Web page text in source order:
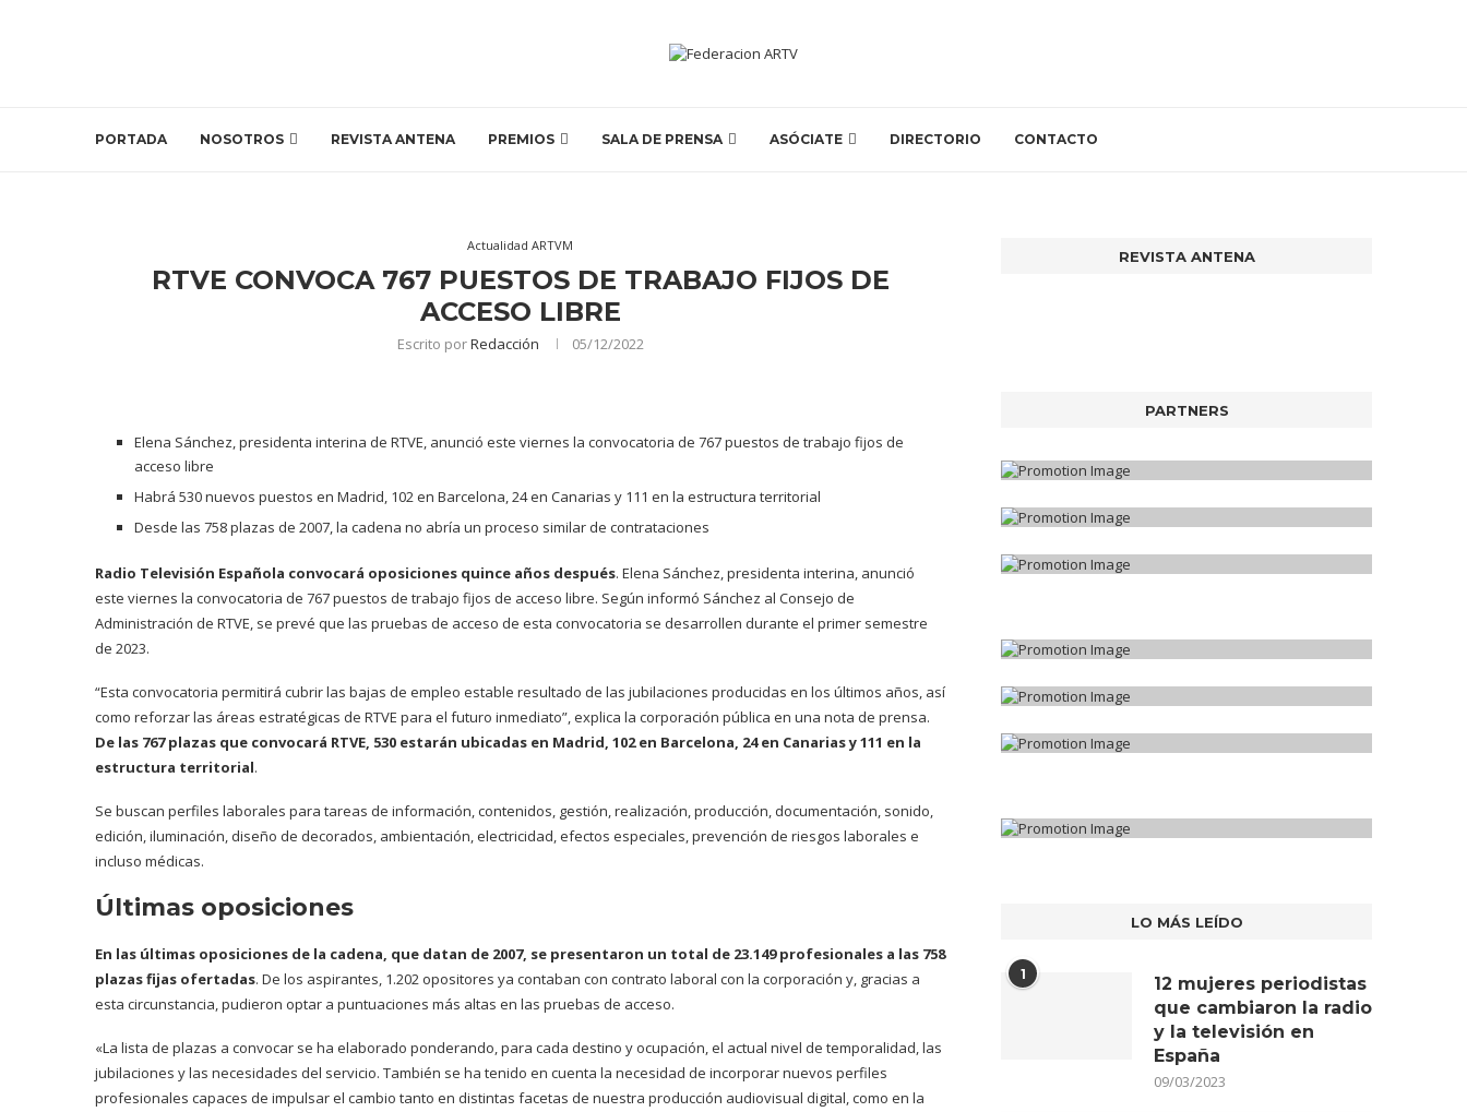
PORTADA NOSOTROS REVISTA ANTENA PREMIOS SALA DE PRENSA ASÓCIATE DIRECTORIO CONTACTO
Actualidad ARTVM
RTVE CONVOCA 767 PUESTOS DE TRABAJO FIJOS DE
ACCESO LIBRE
Escrito porRedacción 05/12/2022
Elena Sánchez, presidenta interina de RTVE, anunció este viernes la convocatoria de 767 puestos de trabajo fijos de
acceso libre
Habrá 530 nuevos puestos en Madrid, 102 en Barcelona, 24 en Canarias y 111 en la estructura territorial
Desde las 758 plazas de 2007, la cadena no abría un proceso similar de contrataciones
Radio Televisión Española convocará oposiciones quince años después. Elena Sánchez, presidenta interina, anunció
este viernes la convocatoria de 767 puestos de trabajo fijos de acceso libre. Según informó Sánchez al Consejo de
Administración de RTVE, se prevé que las pruebas de acceso de esta convocatoria se desarrollen durante el primer semestre
de 2023.
“Esta convocatoria permitirá cubrir las bajas de empleo estable resultado de las jubilaciones producidas en los últimos años, así
como reforzar las áreas estratégicas de RTVE para el futuro inmediato”, explica la corporación pública en una nota de prensa.
De las 767 plazas que convocará RTVE, 530 estarán ubicadas en Madrid, 102 en Barcelona, 24 en Canarias y 111 en la
estructura territorial.
Se buscan perfiles laborales para tareas de información, contenidos, gestión, realización, producción, documentación, sonido,
edición, iluminación, diseño de decorados, ambientación, electricidad, efectos especiales, prevención de riesgos laborales e
incluso médicas.
Últimas oposiciones
En las últimas oposiciones de la cadena, que datan de 2007, se presentaron un total de 23.149 profesionales a las 758
plazas fijas ofertadas. De los aspirantes, 1.202 opositores ya contaban con contrato laboral con la corporación y, gracias a
esta circunstancia, pudieron optar a puntuaciones más altas en las pruebas de acceso.
«La lista de plazas a convocar se ha elaborado ponderando, para cada destino y ocupación, el actual nivel de temporalidad, las
jubilaciones y las necesidades del servicio. También se ha tenido en cuenta la necesidad de incorporar nuevos perfiles
profesionales capaces de impulsar el cambio tanto en distintas facetas de nuestra producción audiovisual digital, como en la
REVISTA ANTENA
PARTNERS
LO MÁS LEÍDO
1
12 mujeres periodistas
que cambiaron la radio
y la televisión en
España
09/03/2023